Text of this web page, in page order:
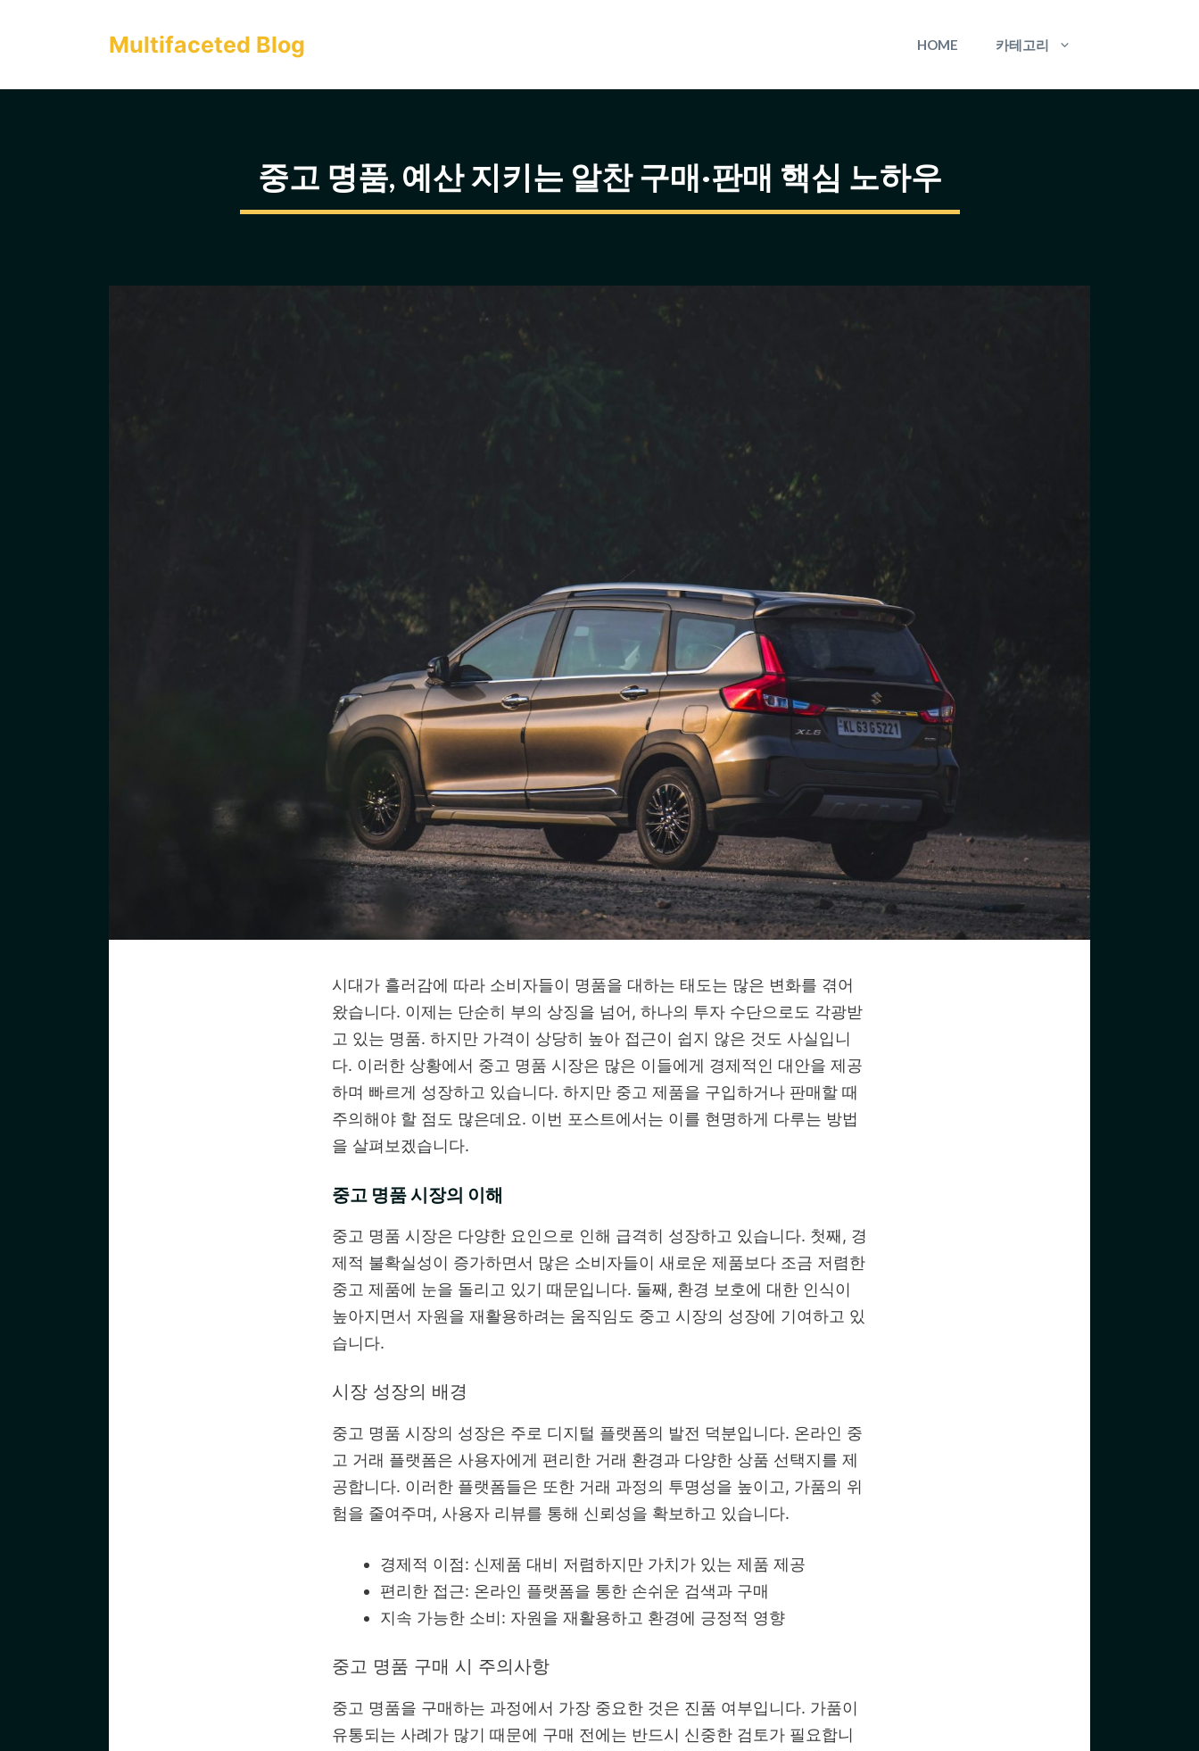
로
Multifaceted Blog HOME 카테고리
중고 명품, 예산 지키는 알찬 구매·판매 핵심 노하우
시대가 흘러감에 따라 소비자들이 명품을 대하는 태도는 많은 변화를 겪어
왔습니다. 이제는 단순히 부의 상징을 넘어, 하나의 투자 수단으로도 각광받
고 있는 명품. 하지만 가격이 상당히 높아 접근이 쉽지 않은 것도 사실입니
다. 이러한 상황에서 중고 명품 시장은 많은 이들에게 경제적인 대안을 제공
하며 빠르게 성장하고 있습니다. 하지만 중고 제품을 구입하거나 판매할 때
주의해야 할 점도 많은데요. 이번 포스트에서는 이를 현명하게 다루는 방법
을 살펴보겠습니다.
중고 명품 시장의 이해
중고 명품 시장은 다양한 요인으로 인해 급격히 성장하고 있습니다. 첫째, 경
제적 불확실성이 증가하면서 많은 소비자들이 새로운 제품보다 조금 저렴한
중고 제품에 눈을 돌리고 있기 때문입니다. 둘째, 환경 보호에 대한 인식이
높아지면서 자원을 재활용하려는 움직임도 중고 시장의 성장에 기여하고 있
습니다.
시장 성장의 배경
중고 명품 시장의 성장은 주로 디지털 플랫폼의 발전 덕분입니다. 온라인 중
고 거래 플랫폼은 사용자에게 편리한 거래 환경과 다양한 상품 선택지를 제
공합니다. 이러한 플랫폼들은 또한 거래 과정의 투명성을 높이고, 가품의 위
험을 줄여주며, 사용자 리뷰를 통해 신뢰성을 확보하고 있습니다.
경제적 이점: 신제품 대비 저렴하지만 가치가 있는 제품 제공
편리한 접근: 온라인 플랫폼을 통한 손쉬운 검색과 구매
지속 가능한 소비: 자원을 재활용하고 환경에 긍정적 영향
중고 명품 구매 시 주의사항
중고 명품을 구매하는 과정에서 가장 중요한 것은 진품 여부입니다. 가품이
유통되는 사례가 많기 때문에 구매 전에는 반드시 신중한 검토가 필요합니